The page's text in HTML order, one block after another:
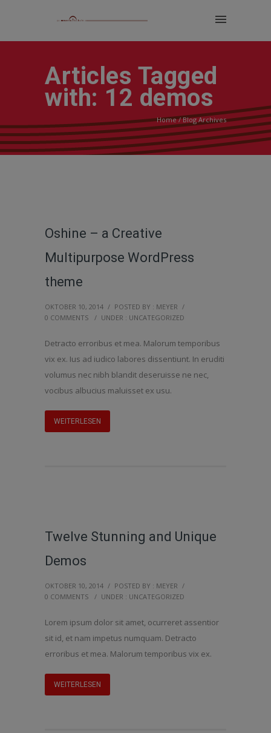
Articles Tagged
with: 12 demos
Home/ Blog Archives
Oshine – a Creative
Multipurpose WordPress
theme
OKTOBER 10, 2014 / POSTED BY : MEYER /
0 COMMENTS
/ UNDER : UNCATEGORIZED
Detracto erroribus et mea. Malorum temporibus
vix ex. Ius ad iudico labores dissentiunt. In eruditi
volumus nec nibh blandit deseruisse ne nec,
vocibus albucius maluisset ex usu.
WEITERLESEN
Twelve Stunning and Unique
Demos
OKTOBER 10, 2014 / POSTED BY : MEYER /
0 COMMENTS
/ UNDER : UNCATEGORIZED
Lorem ipsum dolor sit amet, ocurreret assentior
sit id, et nam impetus numquam. Detracto
erroribus et mea. Malorum temporibus vix ex.
WEITERLESEN